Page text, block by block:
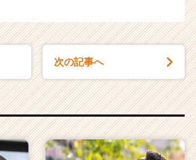
次の記事へ